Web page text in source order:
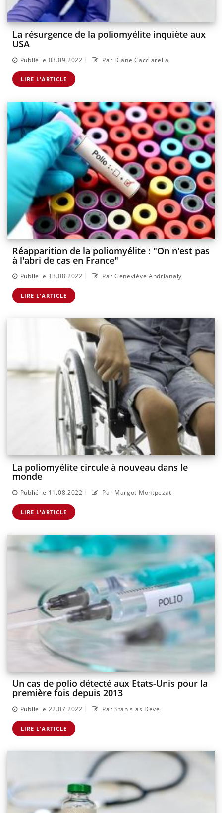
La résurgence de la poliomyélite inquiète aux
USA
Publié le 03.09.2022 | Par Diane Cacciarella
LIRE L'ARTICLE
Réapparition de la poliomyélite : "On n'est pas
à l'abri de cas en France"
Publié le 13.08.2022 | Par Geneviève Andrianaly
LIRE L'ARTICLE
La poliomyélite circule à nouveau dans le
monde
Publié le 11.08.2022 | Par Margot Montpezat
LIRE L'ARTICLE
Un cas de polio détecté aux Etats-Unis pour la
première fois depuis 2013
Publié le 22.07.2022 | Par Stanislas Deve
LIRE L'ARTICLE